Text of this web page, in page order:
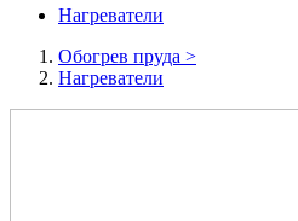
Нагреватели
Обогрев пруда >
Нагреватели